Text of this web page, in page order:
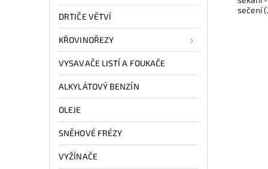
DRTIČE VĚTVÍ
KŘOVINOŘEZY
VYSAVAČE LISTÍ A FOUKAČE
ALKYLÁTOVÝ BENZÍN
OLEJE
SNĚHOVÉ FRÉZY
VYŽÍNAČE
sečení